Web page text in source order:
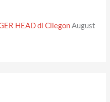
HEAD di Cilegon August